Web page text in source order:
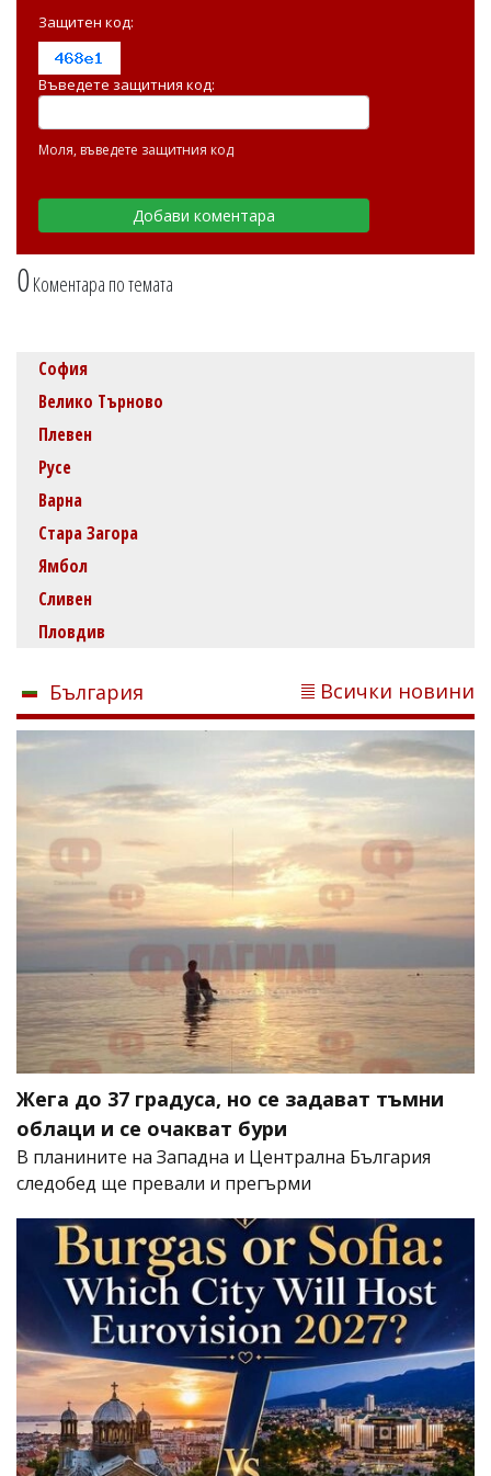
0Коментара по темата
Защитен код:
Въведете защитния код:
Моля, въведете защитния код
София
Велико Търново
Плевен
Русе
Варна
Стара Загора
Ямбол
Сливен
Пловдив
България Всички новини
Жега до 37 градуса, но се задават тъмни
облаци и се очакват бури
В планините на Западна и Централна България
следобед ще превали и прегърми